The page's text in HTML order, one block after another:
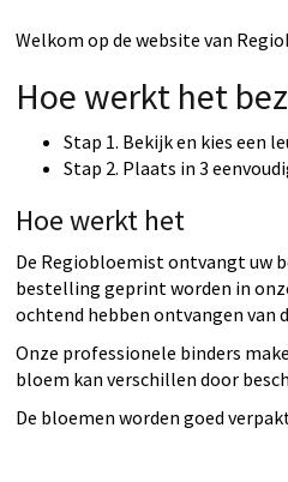
Welkom op de website van
Hoe werkt het
Stap 1. Bekijk en kies een
Stap 2. Plaats in 3
Hoe werkt het
De Regiobloemist ontvangt uw
bestelling geprint worden in
ochtend hebben ontvangen van
Onze professionele binders
bloem kan verschillen door
De bloemen worden goed